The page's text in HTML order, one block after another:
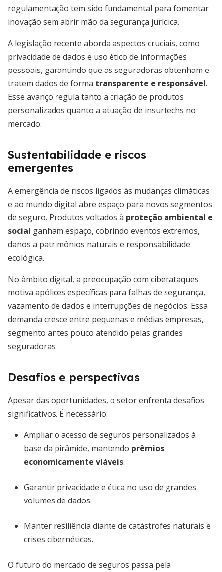
regulamentação tem sido fundamental para fomentar
inovação sem abrir mão da segurança jurídica.
A legislação recente aborda aspectos cruciais, como
privacidade de dados e uso ético de informações
pessoais, garantindo que as seguradoras obtenham e
tratem dados de forma transparente e responsável.
Esse avanço regula tanto a criação de produtos
personalizados quanto a atuação de insurtechs no
mercado.
Sustentabilidade e riscos
emergentes
A emergência de riscos ligados às mudanças climáticas
e ao mundo digital abre espaço para novos segmentos
de seguro. Produtos voltados à proteção ambiental e
social ganham espaço, cobrindo eventos extremos,
danos a patrimônios naturais e responsabilidade
ecológica.
No âmbito digital, a preocupação com ciberataques
motiva apólices específicas para falhas de segurança,
vazamento de dados e interrupções de negócios. Essa
demanda cresce entre pequenas e médias empresas,
segmento antes pouco atendido pelas grandes
seguradoras.
Desafios e perspectivas
Apesar das oportunidades, o setor enfrenta desafios
significativos. É necessário:
Ampliar o acesso de seguros personalizados à
base da pirâmide, mantendo prêmios
economicamente viáveis.
Garantir privacidade e ética no uso de grandes
volumes de dados.
Manter resiliência diante de catástrofes naturais e
crises cibernéticas.
O futuro do mercado de seguros passa pela